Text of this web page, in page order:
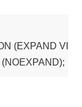
(EXPAND